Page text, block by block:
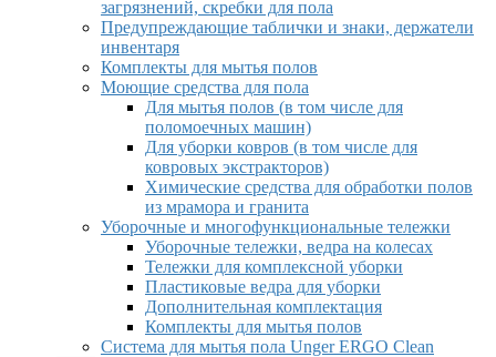
загрязнений, скребки для пола
Предупреждающие таблички и знаки, держатели
инвентаря
Комплекты для мытья полов
Моющие средства для пола
Для мытья полов (в том числе для
поломоечных машин)
Для уборки ковров (в том числе для
ковровых экстракторов)
Химические средства для обработки полов
из мрамора и гранита
Уборочные и многофункциональные тележки
Уборочные тележки, ведра на колесах
Тележки для комплексной уборки
Пластиковые ведра для уборки
Дополнительная комплектация
Комплекты для мытья полов
Система для мытья пола Unger ERGO Clean